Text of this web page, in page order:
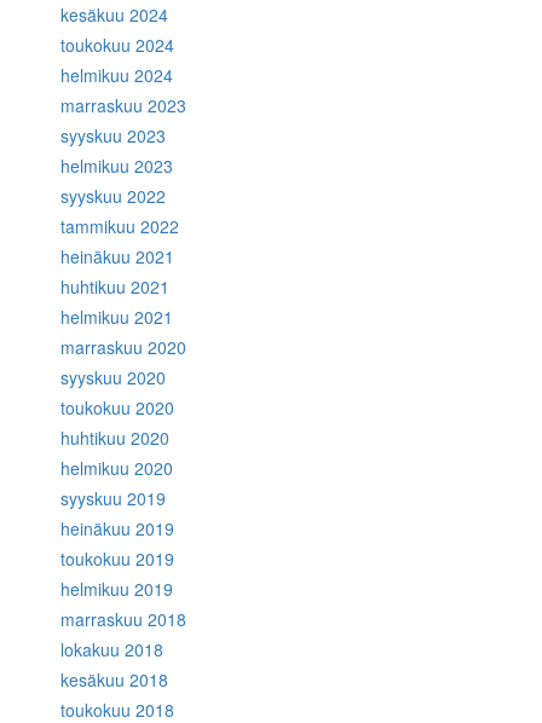
kesäkuu 2024
toukokuu 2024
helmikuu 2024
marraskuu 2023
syyskuu 2023
helmikuu 2023
syyskuu 2022
tammikuu 2022
heinäkuu 2021
huhtikuu 2021
helmikuu 2021
marraskuu 2020
syyskuu 2020
toukokuu 2020
huhtikuu 2020
helmikuu 2020
syyskuu 2019
heinäkuu 2019
toukokuu 2019
helmikuu 2019
marraskuu 2018
lokakuu 2018
kesäkuu 2018
toukokuu 2018